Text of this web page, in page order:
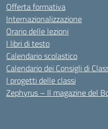
Offerta formativa
Internazionalizzazione
Orario delle lezioni
I libri di testo
Calendario scolastico
Calendario dei Consigli di
I progetti delle classi
Zephyrus – Il magazine del